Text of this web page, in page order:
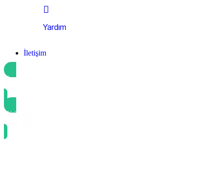
Yardım
İletişim
Kayıt Ol
Kayıt Ol
Giriş Yap
Giriş Yap